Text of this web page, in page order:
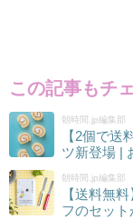
この記事もチ
朝時間.jp編集部
【2個で
ツ新登場 |
朝時間.jp編集部
【送料無
フのセッ